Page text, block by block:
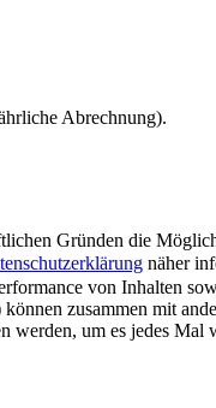
Abrechnung).
Gründen die
näher
von Inhalten
zusammen mit
werden, um es jedes